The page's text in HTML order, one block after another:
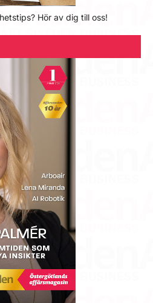
Hör av dig till oss!